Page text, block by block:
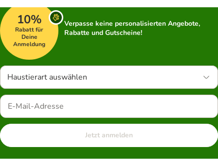
10%
Rabatt für
Deine
Anmeldung
Verpasse keine personalisierten Angebote,
Rabatte und Gutscheine!
Haustierart auswählen
Jetzt anmelden